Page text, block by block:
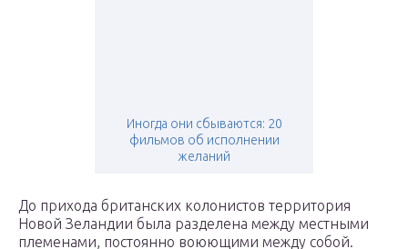
Иногда они сбываются: 20
фильмов об исполнении
желаний
До прихода британских колонистов территория
Новой Зеландии была разделена между местными
племенами, постоянно воюющими между собой.